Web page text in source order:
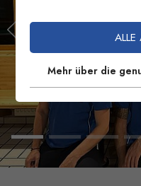
ASV
FUSSBALL
ALLE
Mehr über die